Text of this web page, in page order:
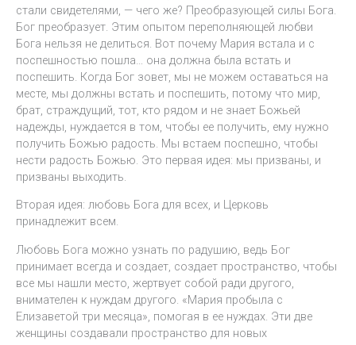
стали свидетелями, — чего же? Преобразующей силы Бога.
Бог преобразует. Этим опытом переполняющей любви
Бога нельзя не делиться. Вот почему Мария встала и с
поспешностью пошла… она должна была встать и
поспешить. Когда Бог зовет, мы не можем оставаться на
месте, мы должны встать и поспешить, потому что мир,
брат, страждущий, тот, кто рядом и не знает Божьей
надежды, нуждается в том, чтобы ее получить, ему нужно
получить Божью радость. Мы встаем поспешно, чтобы
нести радость Божью. Это первая идея: мы призваны, и
призваны выходить.
Вторая идея: любовь Бога для всех, и Церковь
принадлежит всем.
Любовь Бога можно узнать по радушию, ведь Бог
принимает всегда и создает, создает пространство, чтобы
все мы нашли место, жертвует собой ради другого,
внимателен к нуждам другого. «Мария пробыла с
Елизаветой три месяца», помогая в ее нуждах. Эти две
женщины создавали пространство для новых